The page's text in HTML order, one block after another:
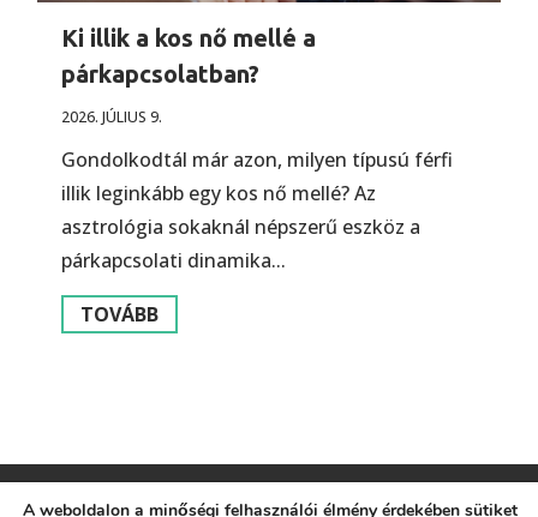
Ki illik a kos nő mellé a
párkapcsolatban?
2026. JÚLIUS 9.
Gondolkodtál már azon, milyen típusú férfi
illik leginkább egy kos nő mellé? Az
asztrológia sokaknál népszerű eszköz a
párkapcsolati dinamika...
TOVÁBB
A weboldalon a minőségi felhasználói élmény érdekében sütiket